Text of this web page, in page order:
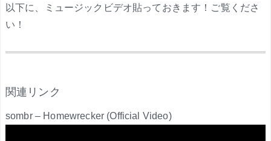
以下に、ミュージックビデオ貼っておきます！ご覧くださ
い！
関連リンク
sombr – Homewrecker (Official Video)